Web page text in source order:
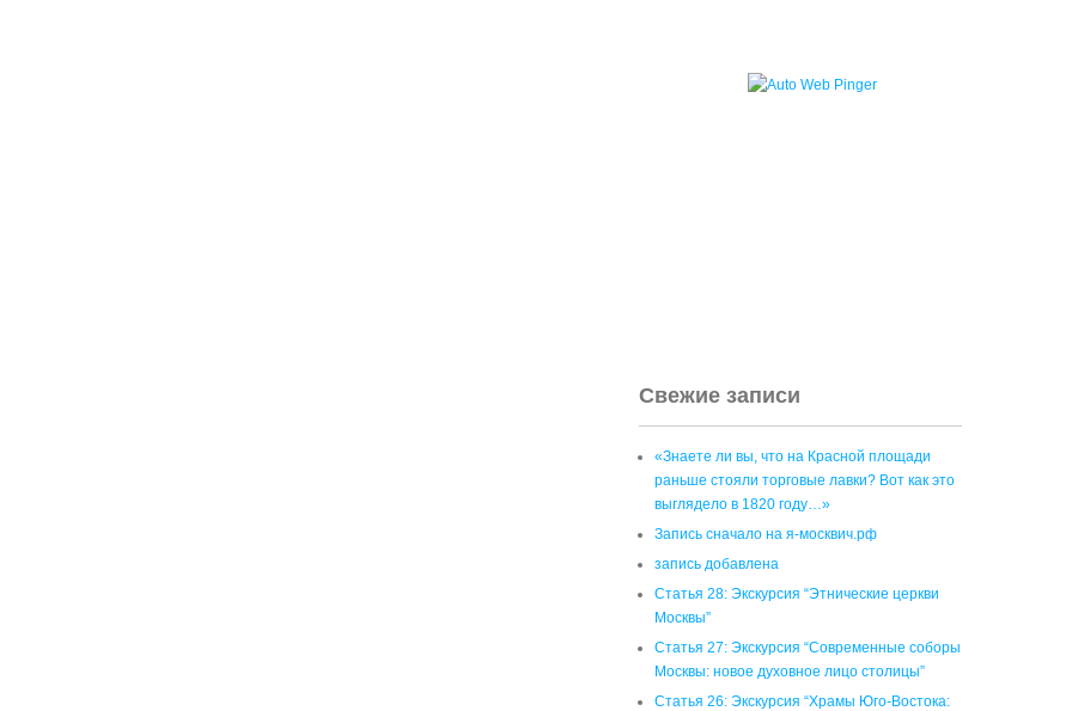
Свежие записи
«Знаете ли вы, что на Красной площади
раньше стояли торговые лавки? Вот как это
выглядело в 1820 году…»
Запись сначало на я-москвич.рф
запись добавлена
Статья 28: Экскурсия “Этнические церкви
Москвы”
Статья 27: Экскурсия “Современные соборы
Москвы: новое духовное лицо столицы”
Статья 26: Экскурсия “Храмы Юго-Востока: